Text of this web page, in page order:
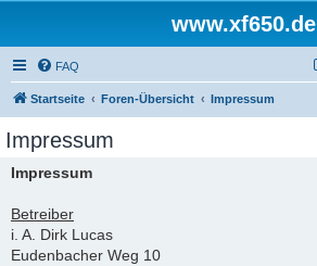
www.xf650.de
FAQ
Startseite Foren-Übersicht Impressum
Impressum
Impressum
Betreiber
i. A. Dirk Lucas
Eudenbacher Weg 10